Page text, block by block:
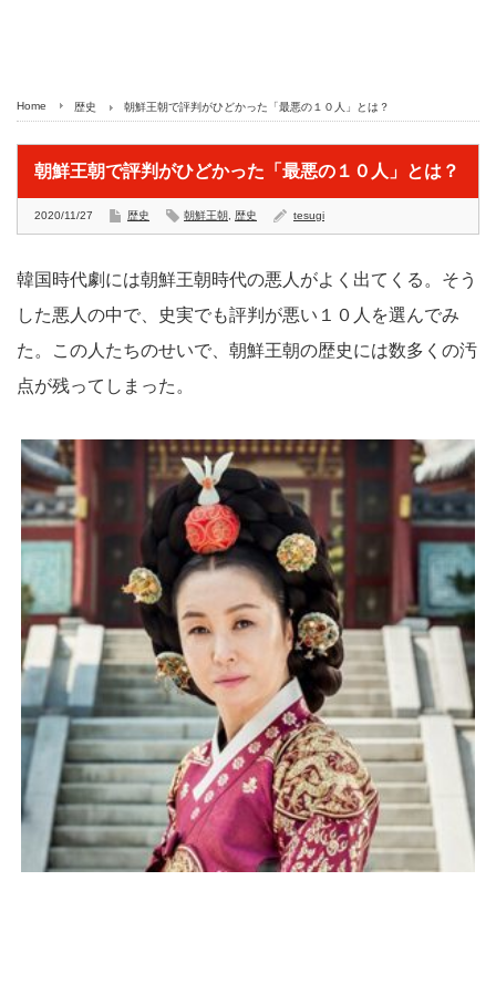
Home 歴史 朝鮮王朝で評判がひどかった「最悪の１０人」とは？
朝鮮王朝で評判がひどかった「最悪の１０人」とは？
2020/11/27 歴史 朝鮮王朝 歴史 tesugi
韓国時代劇には朝鮮王朝時代の悪人がよく出てくる。そう
した悪人の中で、史実でも評判が悪い１０人を選んでみ
た。この人たちのせいで、朝鮮王朝の歴史には数多くの汚
点が残ってしまった。